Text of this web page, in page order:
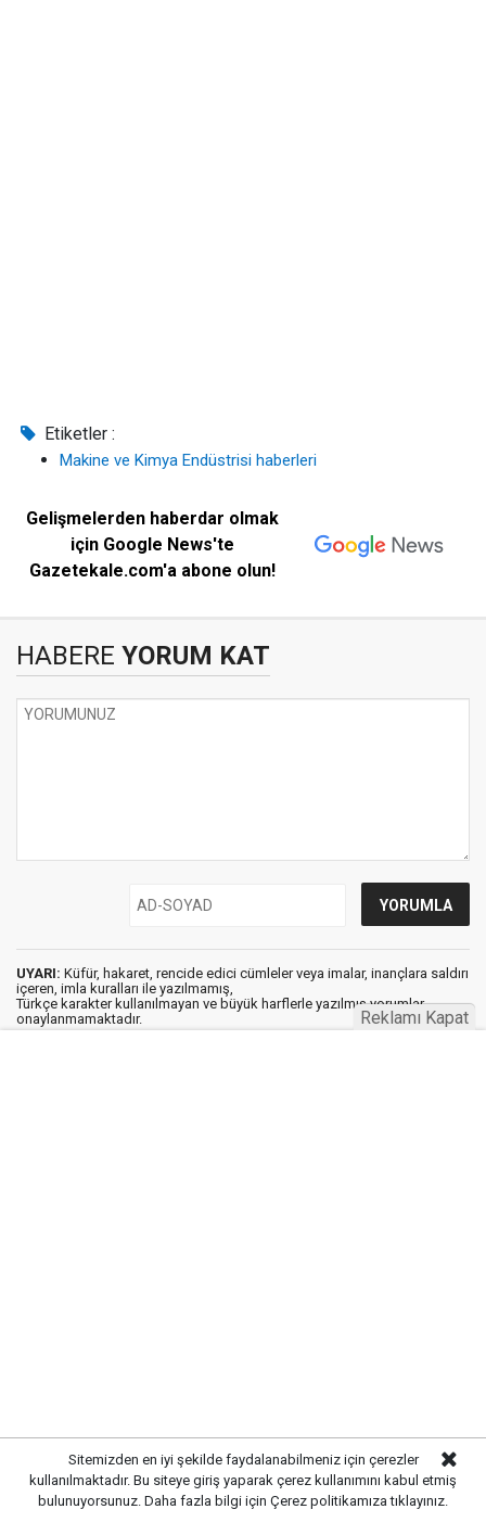
Etiketler :
Makine ve Kimya Endüstrisi haberleri
Gelişmelerden haberdar olmak
için Google News'te
Gazetekale.com'a abone olun!
HABERE YORUM KAT
UYARI: Küfür, hakaret, rencide edici cümleler veya imalar, inançlara saldırı
içeren, imla kuralları ile yazılmamış,
Türkçe karakter kullanılmayan ve büyük harflerle yazılmış yorumlar
onaylanmamaktadır.
Başkan Ahmet Önal, Çalılıöz
Sitemizden en iyi şekilde faydalanabilmeniz için çerezler
kullanılmaktadır. Bu siteye giriş yaparak çerez kullanımını kabul etmiş
bulunuyorsunuz. Daha fazla bilgi için Çerez politikamıza tıklayınız.
Reklamı Kapat